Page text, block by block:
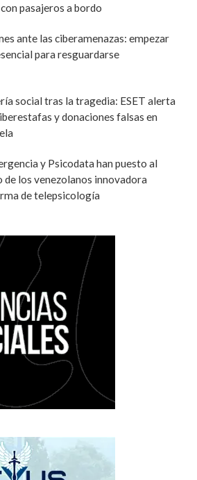
pasajeros a bordo
ante las ciberamenazas: empezar
para resguardarse
social tras la tragedia: ESET alerta
y donaciones falsas en
y Psicodata han puesto al
de los venezolanos innovadora
de telepsicología